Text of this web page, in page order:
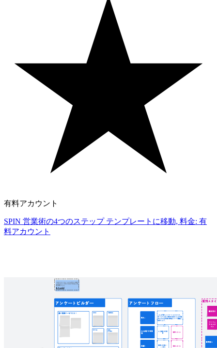
有料アカウント
SPIN 営業術の4つのステップ テンプレートに移動, 料金: 有
料アカウント